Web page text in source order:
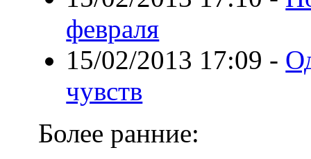
февраля
15/02/2013 17:09 -
чувств
Более ранние: